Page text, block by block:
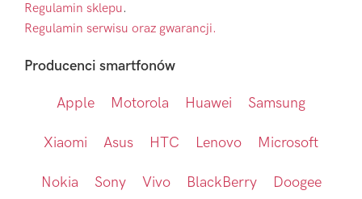
Regulamin sklepu.
Regulamin serwisu oraz gwarancji.
Producenci smartfonów
Apple Motorola Huawei Samsung
Xiaomi Asus HTC Lenovo Microsoft
Nokia Sony Vivo BlackBerry Doogee